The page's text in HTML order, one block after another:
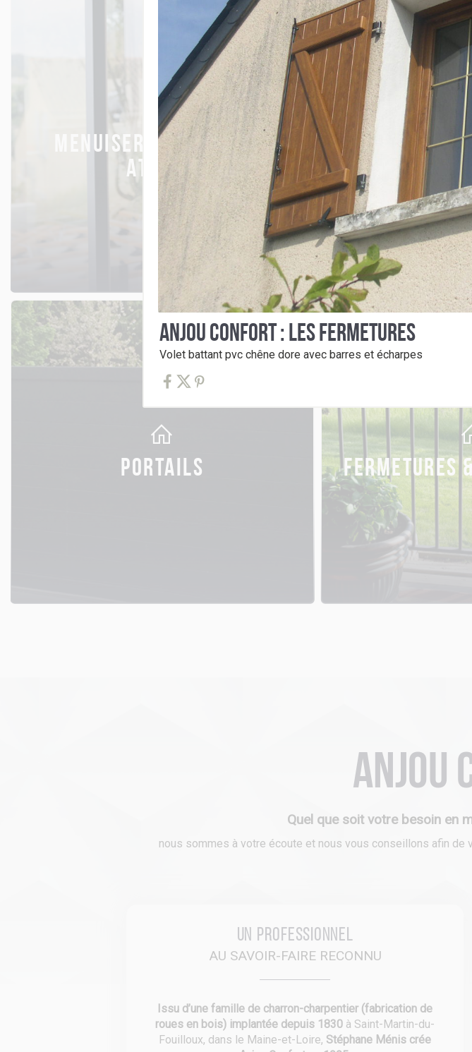
MENUISERIES & CHASSIS
ATELIER
PORTES
PORTAILS FERMETURES
Anjou
Quel que soit votre besoin en
nous sommes à votre écoute et nous vous conseillons afin
Un professionnel
AU SAVOIR-FAIRE RECONNU
Issu d’une famille de charron-charpentier (fabrication de
roues en bois) implantée depuis 1830 à Saint-Martin-du-
Fouilloux, dans le Maine-et-Loire, Stéphane Ménis crée
ANJOU CONFORT : LES FERMETURES
Volet battant pvc chêne dore avec barres et écharpes